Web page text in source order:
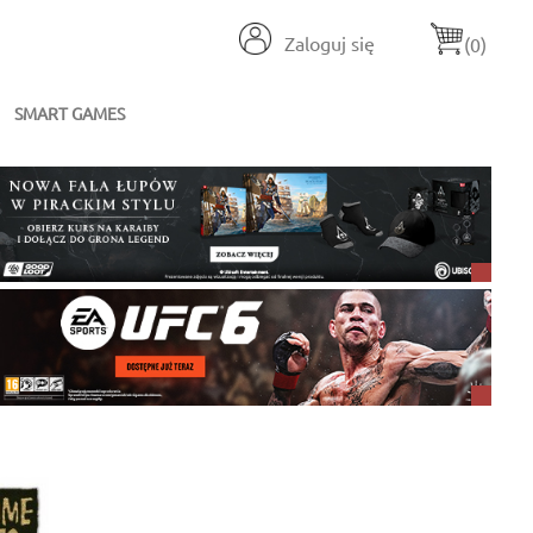
Zaloguj się (0)
SMART GAMES